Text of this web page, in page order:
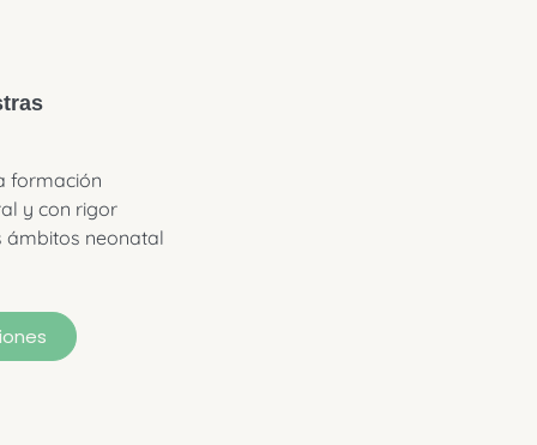
formación
y con rigor
ámbitos neonatal